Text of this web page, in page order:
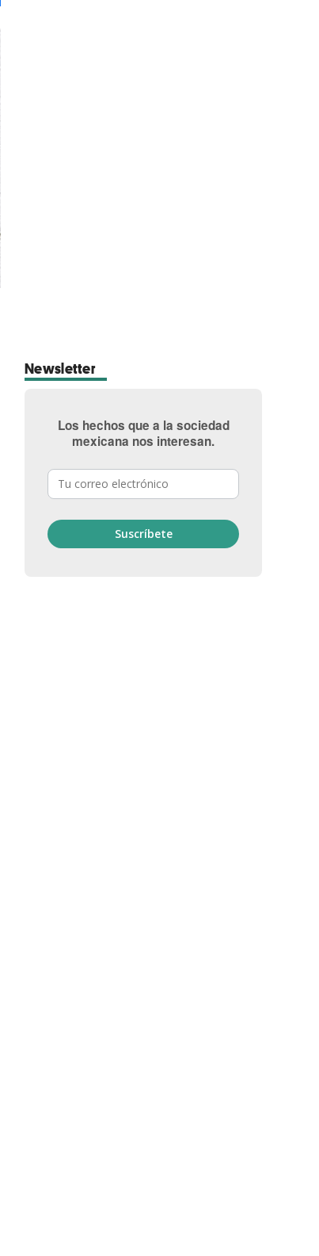
Newsletter
Los hechos que a la sociedad
mexicana nos interesan.